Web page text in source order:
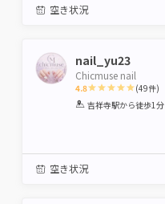
空き状況
nail_yu23
Chicmuse nail
4.8
1 2 3 4 5
(49件)
吉祥寺駅から徒歩1分
空き状況